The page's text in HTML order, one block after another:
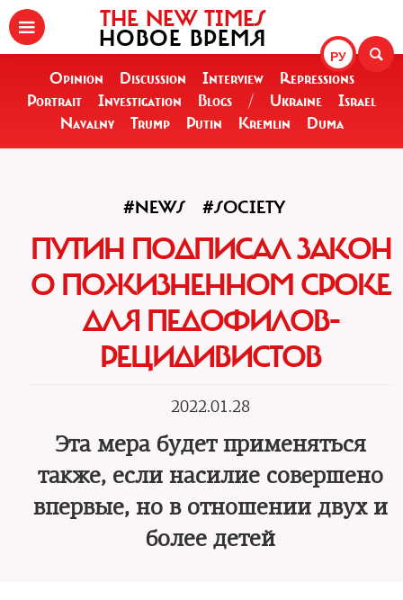
РУ
THE NEW TIMES
НОВОЕ ВРЕМЯ
Opinion Discussion Interview
Repressions
Portrait
Investigation Blogs / Ukraine
Israel
Navalny
Trump Putin Kremlin Duma
#NEWS #SOCIETY
ПУТИН ПОДПИСАЛ ЗАКОН
О ПОЖИЗНЕННОМ СРОКЕ
ДЛЯ ПЕДОФИЛОВ-
РЕЦИДИВИСТОВ
2022.01.28
Эта мера будет применяться
также, если насилие совершено
впервые, но в отношении двух и
более детей